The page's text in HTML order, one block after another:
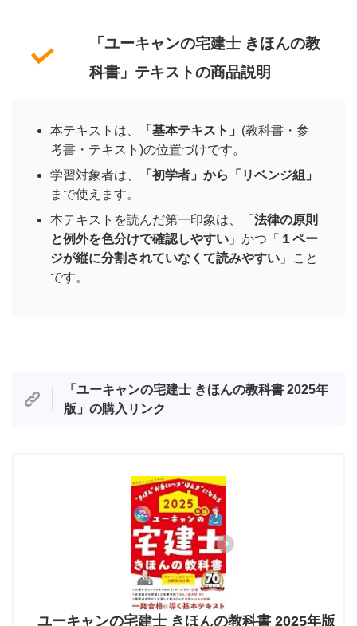
「ユーキャンの宅建士 きほんの教
科書」テキストの商品説明
本テキストは、 「基本テキスト」 (教科書・参
考書・テキスト)の位置づけです。
学習対象者は、
「初学者」から「リベンジ組」
まで使えます。
本テキストを読んだ第一印象は、「 法律の原則
と例外を色分けで確認しやすい 」かつ「 １ペー
ジが縦に分割されていなくて読みやすい 」こと
です。
「 ユーキャンの宅建士 きほんの教科書 2025年
版 」 の購入リンク
ユーキャンの宅建士 きほんの教科書 2025年版